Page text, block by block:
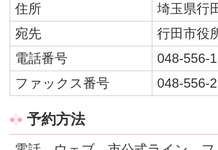
住所
埼玉県行
宛先
行田市役
電話番号
048-556-
ファックス番号
048-556-
予約方法